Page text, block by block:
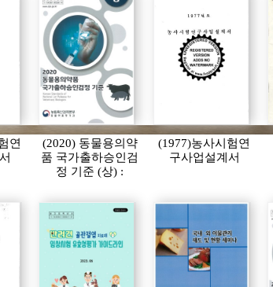
연
(2020) 동물용의약
품 국가출하승인검
정 기준 (상) :
National Lot Release
for Veterinary
Biologics
(1977)농사시험연
구사업설계서